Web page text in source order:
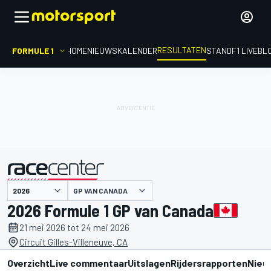
FORMULE 1 HOMENIEUWSKALENDERRESULTATENSTANDF1
gepresenteerd door GP VAN CANADA
2026 Formule 1 GP van Canada
21 mei 2026 tot 24 mei 2026
Circuit Gilles-Villeneuve, CA
OverzichtLive commentaarUitslagenRijdersrapporten